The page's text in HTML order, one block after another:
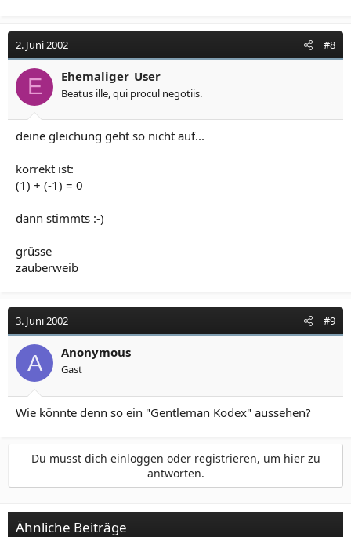
2. Juni 2002 #8
E Ehemaliger_User
Beatus ille, qui procul negotiis.
deine gleichung geht so nicht auf...
korrekt ist:
(1) + (-1) = 0
dann stimmts :-)
grüsse
zauberweib
3. Juni 2002 #9
A Anonymous
Gast
Wie könnte denn so ein "Gentleman Kodex" aussehen?
Du musst dich einloggen oder registrieren, um hier zu
antworten.
Ähnliche Beiträge